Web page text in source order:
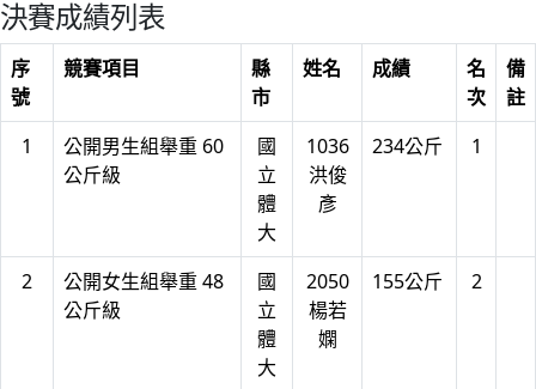
決賽成績列表
序
號
競賽項目
縣
市
姓名 成績
名
次
備
註
1
公開男生組舉重 60
公斤級
國
立
體
大
1036
洪俊
彥
234公斤 1
2
公開女生組舉重 48
公斤級
國
立
體
大
2050
楊若
嫻
155公斤 2